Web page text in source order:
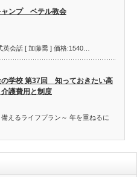
ャンプ ベテル教会
会話 [ 加藤喬 ] 価格:1540…
の学校 第37回 知っておきたい高
護費用と制度
えるライフプラン～ 年を重ねるに